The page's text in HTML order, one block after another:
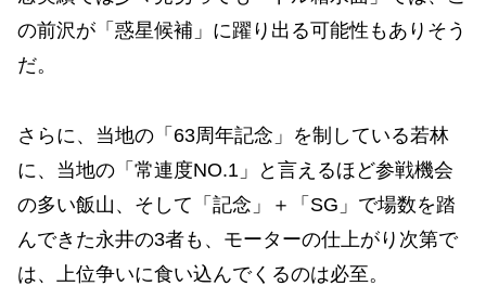
の前沢が「惑星候補」に躍り出る可能性もありそう
だ。
さらに、当地の「63周年記念」を制している若林
に、当地の「常連度NO.1」と言えるほど参戦機会
の多い飯山、そして「記念」＋「SG」で場数を踏
んできた永井の3者も、モーターの仕上がり次第で
は、上位争いに食い込んでくるのは必至。